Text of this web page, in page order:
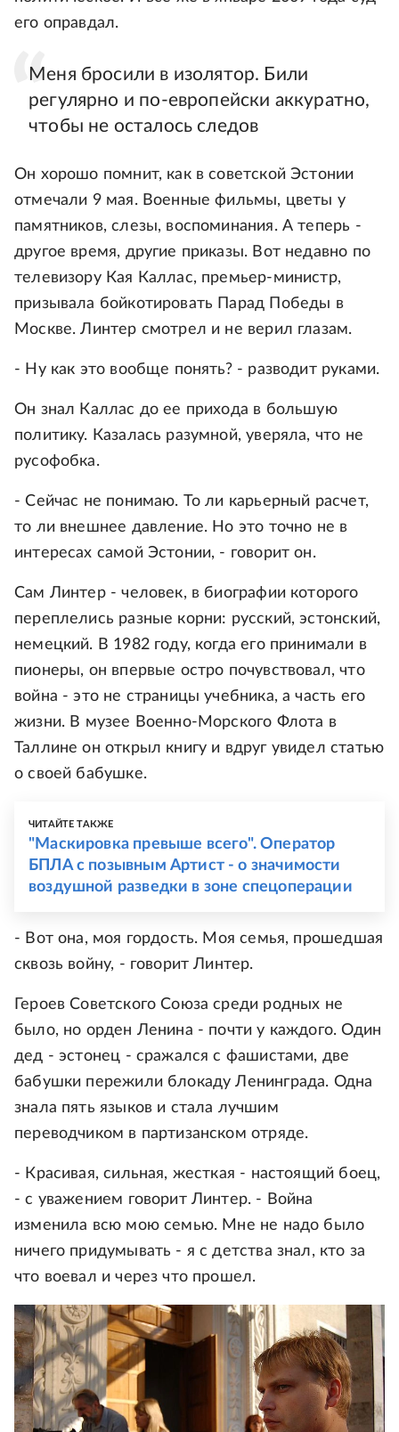
его оправдал.
Меня бросили в изолятор. Били
регулярно и по-европейски аккуратно,
чтобы не осталось следов
Он хорошо помнит, как в советской Эстонии
отмечали 9 мая. Военные фильмы, цветы у
памятников, слезы, воспоминания. А теперь -
другое время, другие приказы. Вот недавно по
телевизору Кая Каллас, премьер-министр,
призывала бойкотировать Парад Победы в
Москве. Линтер смотрел и не верил глазам.
- Ну как это вообще понять? - разводит руками.
Он знал Каллас до ее прихода в большую
политику. Казалась разумной, уверяла, что не
русофобка.
- Сейчас не понимаю. То ли карьерный расчет,
то ли внешнее давление. Но это точно не в
интересах самой Эстонии, - говорит он.
Сам Линтер - человек, в биографии которого
переплелись разные корни: русский, эстонский,
немецкий. В 1982 году, когда его принимали в
пионеры, он впервые остро почувствовал, что
война - это не страницы учебника, а часть его
жизни. В музее Военно-Морского Флота в
Таллине он открыл книгу и вдруг увидел статью
о своей бабушке.
ЧИТАЙТЕ ТАКЖЕ
"Маскировка превыше всего". Оператор
БПЛА с позывным Артист - о значимости
воздушной разведки в зоне спецоперации
- Вот она, моя гордость. Моя семья, прошедшая
сквозь войну, - говорит Линтер.
Героев Советского Союза среди родных не
было, но орден Ленина - почти у каждого. Один
дед - эстонец - сражался с фашистами, две
бабушки пережили блокаду Ленинграда. Одна
знала пять языков и стала лучшим
переводчиком в партизанском отряде.
- Красивая, сильная, жесткая - настоящий боец,
- с уважением говорит Линтер. - Война
изменила всю мою семью. Мне не надо было
ничего придумывать - я с детства знал, кто за
что воевал и через что прошел.